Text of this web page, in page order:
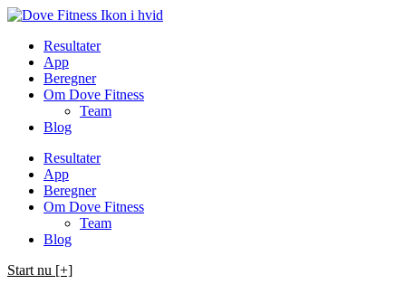
Spring
indholdResultater
App
Beregner
Om Dove Fitness
Team
Blog
Resultater
App
Beregner
Om Dove Fitness
Team
Blog
Start nu [+]